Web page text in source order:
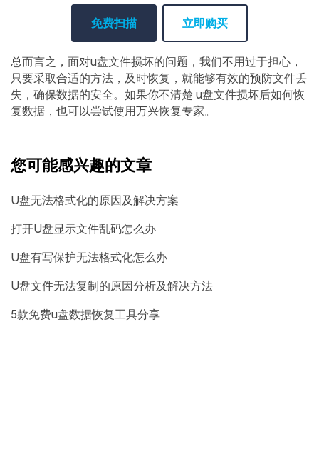
免费扫描 立即购买
总而言之，面对u盘文件损坏的问题，我们不用过于担心，
只要采取合适的方法，及时恢复，就能够有效的预防文件丢
失，确保数据的安全。如果你不清楚 u盘文件损坏后如何恢
复数据，也可以尝试使用万兴恢复专家。
您可能感兴趣的文章
U盘无法格式化的原因及解决方案
打开U盘显示文件乱码怎么办
U盘有写保护无法格式化怎么办
U盘文件无法复制的原因分析及解决方法
5款免费u盘数据恢复工具分享